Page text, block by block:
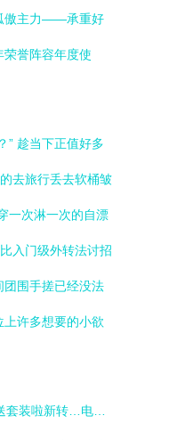
傲主力——承重好
誉阵容年度使
” 趁当下正值好多
去旅行丢去软桶皱
一次淋一次的自漂
入门级外转法讨招
围手搓已经没法
许多想要的小欲
套装啦新转…电…